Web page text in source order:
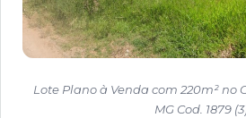
Lote Plano à Venda com 220m² no
MG Cod. 1879